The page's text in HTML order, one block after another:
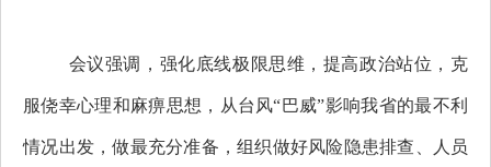
会议强调，强化底线极限思维，提高政治站位，克
服侥幸心理和麻痹思想，从台风“巴威”影响我省的最不利
情况出发，做最充分准备，组织做好风险隐患排查、人员